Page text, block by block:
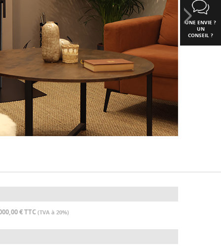
€ TTC (TVA à 20%)
UNE ENVIE ?
UN
CONSEIL ?